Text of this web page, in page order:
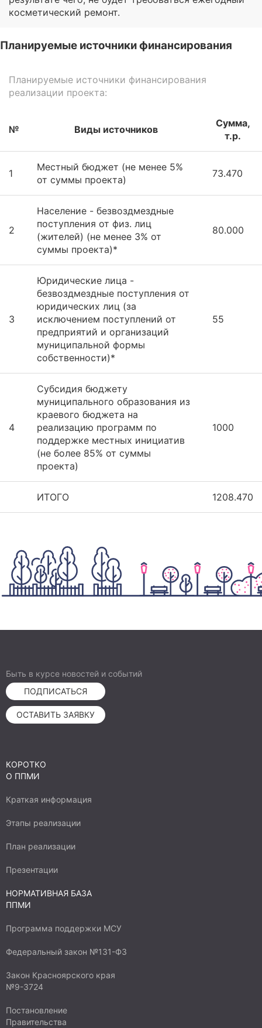
косметический ремонт.
Планируемые источники финансирования
Планируемые источники финансирования
реализации проекта:
№ Виды источников
Сумма,
т.р.
1
Местный бюджет (не менее 5%
от суммы проекта)
73.470
2
Население - безвоздмездные
поступления от физ. лиц
(жителей) (не менее 3% от
суммы проекта)*
80.000
3
Юридические лица -
безвоздмездные поступления от
юридических лиц (за
исключением поступлений от
предприятий и организаций
муниципальной формы
собственности)*
55
4
Субсидия бюджету
муниципального образования из
краевого бюджета на
реализацию программ по
поддержке местных инициатив
(не более 85% от суммы
проекта)
1000
ИТОГО 1208.470
Быть в курсе новостей и событий
ПОДПИСАТЬСЯ
ОСТАВИТЬ ЗАЯВКУ
КОРОТКО
О ППМИ
Краткая информация
Этапы реализации
План реализации
Презентации
НОРМАТИВНАЯ БАЗА
ППМИ
Программа поддержки МСУ
Федеральный закон №131-ФЗ
Закон Красноярского края
№9-3724
Постановление
Правительства